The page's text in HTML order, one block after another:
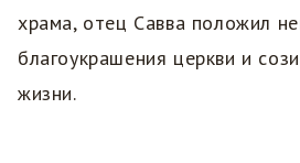
храма, отец Савва положил
благоукрашения церкви и
жизни.